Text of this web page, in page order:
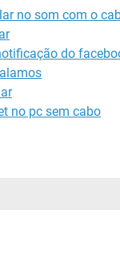
no som com o
do
no pc sem cabo